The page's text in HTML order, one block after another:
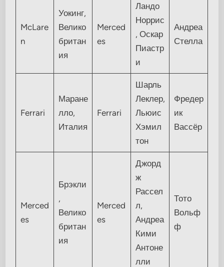
McLare
n
Уокинг,
Велико
британ
ия
Merced
es
Ландо
Норрис
, Оскар
Пиастр
и
Андреа
Стелла
Ferrari
Маране
лло,
Италия
Ferrari
Шарль
Леклер,
Льюис
Хэмил
тон
Фредер
ик
Вассёр
Merced
es
Брэкли
,
Велико
британ
ия
Merced
es
Джорд
ж
Рассел
л,
Андреа
Кими
Антоне
лли
Тото
Вольф
ф